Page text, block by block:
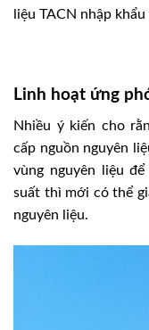
liệu TACN nhập
Linh hoạt ứng
Nhiều ý kiến cho
cấp nguồn nguyên
vùng nguyên liệu
suất thì mới có thể
nguyên liệu.